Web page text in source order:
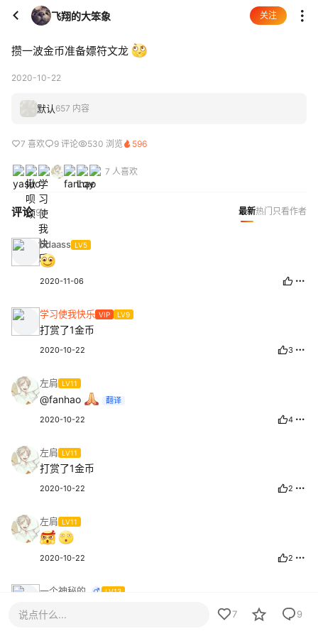
飞翔的大笨象 关注
攒一波金币准备嫖符文龙
2020-10-22
默认 657 内容
7 喜欢 9 评论 530 浏览 596
7 人喜欢
评论9 最新热门 只看作者
ddaass LV5
2020-11-06
学习使我快乐 VIP LV9
打赏了1金币
2020-10-22 3
左肩 LV11
@fanhao
翻译
2020-10-22
4
左肩 LV11
打赏了1金币
2020-10-22 2
左肩 LV11
2020-10-22 2
一个神秘的.. LV13
到时候如果没有太大的问题还是签个到就能下载
说点什么... 7 9